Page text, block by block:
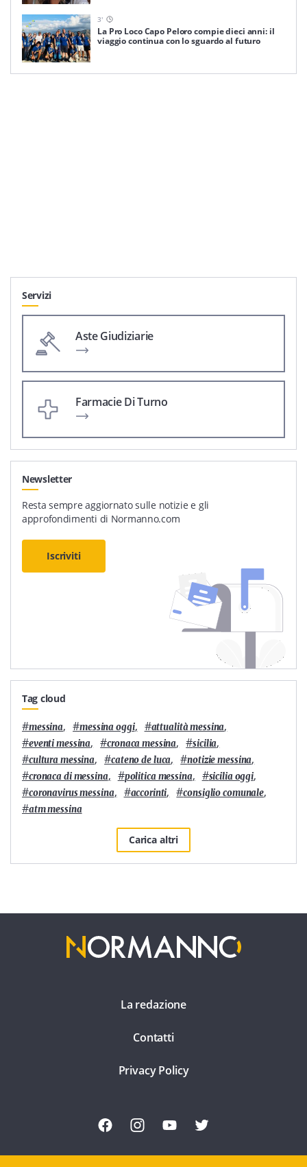
3'
La Pro Loco Capo Peloro compie dieci anni: il
viaggio continua con lo sguardo al futuro
Servizi
Aste Giudiziarie
Farmacie Di Turno
Newsletter
Resta sempre aggiornato sulle notizie e gli
approfondimenti di Normanno.com
Iscriviti
Tag cloud
#messina, #messina oggi, #attualità messina,
#eventi messina, #cronaca messina, #sicilia,
#cultura messina, #cateno de luca, #notizie messina,
#cronaca di messina, #politica messina, #sicilia oggi,
#coronavirus messina, #accorinti, #consiglio comunale,
#atm messina
Carica altri
La redazione
Contatti
Privacy Policy